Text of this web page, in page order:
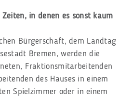
in denen es sonst kaum
Bürgerschaft, dem Landtag
Bremen, werden die
Fraktionsmitarbeitenden
des Hauses in einem
Spielzimmer oder in einem